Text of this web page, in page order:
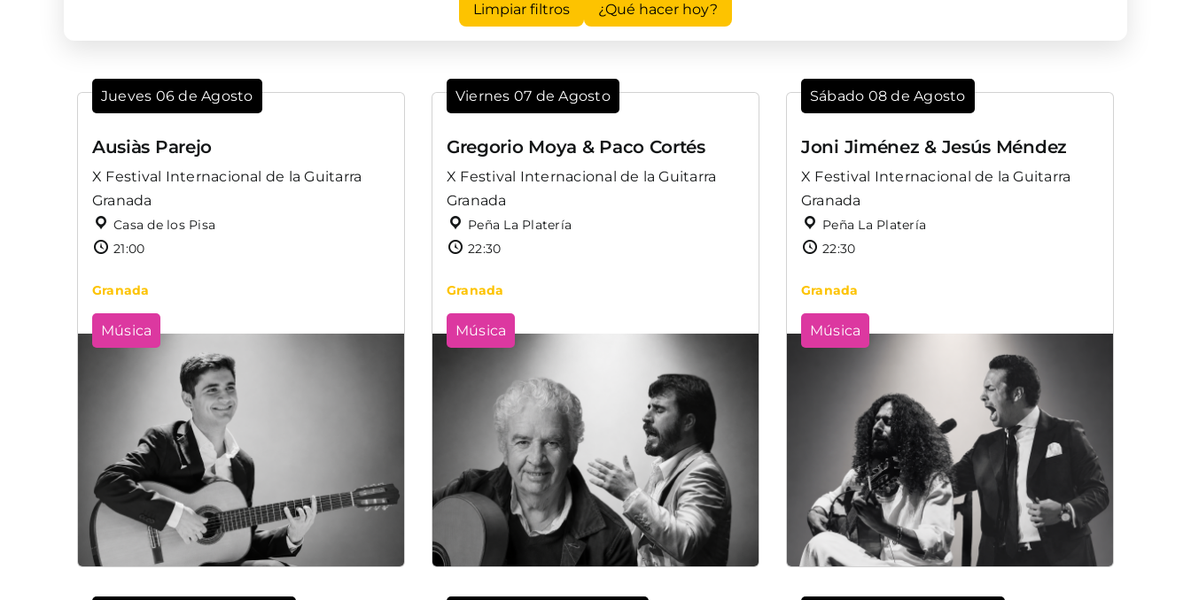
Limpiar filtros ¿Qué hacer hoy?
Jueves 06 de Agosto
Ausiàs Parejo
X Festival Internacional de la Guitarra
Granada
Casa de los Pisa
21:00
Granada
Música
Viernes 07 de Agosto
Gregorio Moya & Paco Cortés
X Festival Internacional de la Guitarra
Granada
Peña La Platería
22:30
Granada
Música
Sábado 08 de Agosto
Joni Jiménez & Jesús Méndez
X Festival Internacional de la Guitarra
Granada
Peña La Platería
22:30
Granada
Música